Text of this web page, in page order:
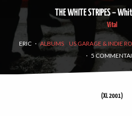
THE WHITE STRIPES –
Vital
ERIC · ALBUMS US GARAGE & INDIE
· 5
(XL 2001)